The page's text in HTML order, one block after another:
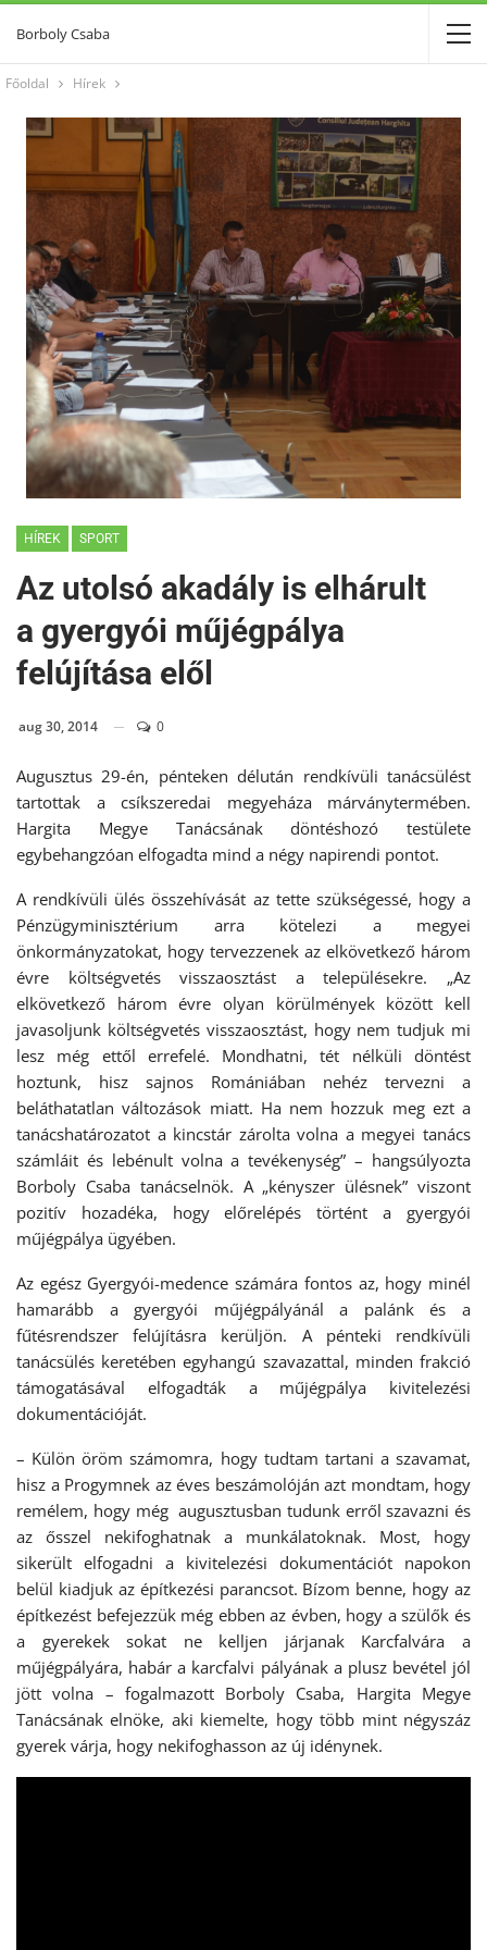
Borboly Csaba
Főoldal Hírek
HÍREK SPORT
Az utolsó akadály is elhárult
a gyergyói műjégpálya
felújítása elől
aug 30, 2014 0
Augusztus 29-én, pénteken délután rendkívüli tanácsülést
tartottak a csíkszeredai megyeháza márványtermében.
Hargita Megye Tanácsának döntéshozó testülete
egybehangzóan elfogadta mind a négy napirendi pontot.
A rendkívüli ülés összehívását az tette szükségessé, hogy a
Pénzügyminisztérium arra kötelezi a megyei
önkormányzatokat, hogy tervezzenek az elkövetkező három
évre költségvetés visszaosztást a településekre. „Az
elkövetkező három évre olyan körülmények között kell
javasoljunk költségvetés visszaosztást, hogy nem tudjuk mi
lesz még ettől errefelé. Mondhatni, tét nélküli döntést
hoztunk, hisz sajnos Romániában nehéz tervezni a
beláthatatlan változások miatt. Ha nem hozzuk meg ezt a
tanácshatározatot a kincstár zárolta volna a megyei tanács
számláit és lebénult volna a tevékenység” – hangsúlyozta
Borboly Csaba tanácselnök. A „kényszer ülésnek” viszont
pozitív hozadéka, hogy előrelépés történt a gyergyói
műjégpálya ügyében.
Az egész Gyergyói-medence számára fontos az, hogy minél
hamarább a gyergyói műjégpályánál a palánk és a
fűtésrendszer felújításra kerüljön. A pénteki rendkívüli
tanácsülés keretében egyhangú szavazattal, minden frakció
támogatásával elfogadták a műjégpálya kivitelezési
dokumentációját.
– Külön öröm számomra, hogy tudtam tartani a szavamat,
hisz a Progymnek az éves beszámolóján azt mondtam, hogy
remélem, hogy még augusztusban tudunk erről szavazni és
az ősszel nekifoghatnak a munkálatoknak. Most, hogy
sikerült elfogadni a kivitelezési dokumentációt napokon
belül kiadjuk az építkezési parancsot. Bízom benne, hogy az
építkezést befejezzük még ebben az évben, hogy a szülők és
a gyerekek sokat ne kelljen járjanak Karcfalvára a
műjégpályára, habár a karcfalvi pályának a plusz bevétel jól
jött volna – fogalmazott Borboly Csaba, Hargita Megye
Tanácsának elnöke, aki kiemelte, hogy több mint négyszáz
gyerek várja, hogy nekifoghasson az új idénynek.